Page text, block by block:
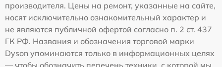
производителя. Цены на ремонт, указанные на сайте,
носят исключительно ознакомительный характер и
не являются публичной офертой согласно п. 2 ст. 437
ГК РФ. Названия и обозначения торговой марки
Dyson упоминаются только в информационных целях